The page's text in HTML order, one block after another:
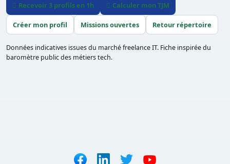
Recevoir 3 profils en 1h Calculer mon TJM
Créer mon profil Missions ouvertes Retour répertoire
Données indicatives issues du marché freelance IT. Fiche inspirée du
baromètre public des métiers tech.